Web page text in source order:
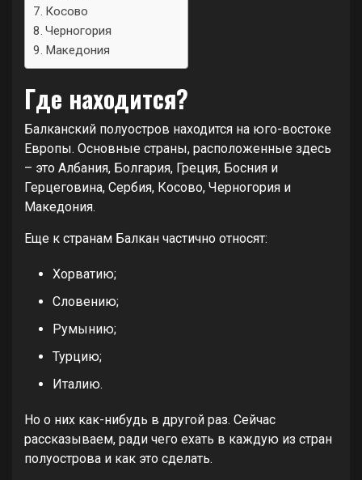
Косово
Черногория
Македония
Где находится?
Балканский полуостров находится на юго-востоке
Европы. Основные страны, расположенные здесь
– это Албания, Болгария, Греция, Босния и
Герцеговина, Сербия, Косово, Черногория и
Македония.
Еще к странам Балкан частично относят:
Хорватию;
Словению;
Румынию;
Турцию;
Италию.
Но о них как-нибудь в другой раз. Сейчас
рассказываем, ради чего ехать в каждую из стран
полуострова и как это сделать.